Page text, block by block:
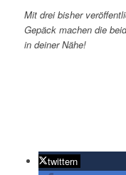
Mit drei bisher
Gepäck machen die
in deiner Nähe!
twittern